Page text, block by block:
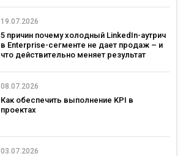
19.07.2026
5 причин почему холодный LinkedIn-аутрич
в Enterprise-сегменте не дает продаж – и
что действительно меняет результат
08.07.2026
Как обеспечить выполнение KPI в
проектах
03.07.2026